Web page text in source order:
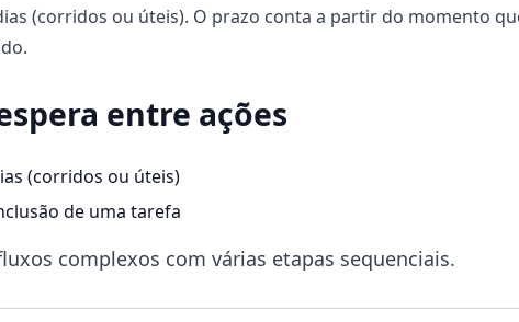
(corridos ou úteis). O prazo conta a partir do momento
entre ações
(corridos ou úteis)
de uma tarefa
complexos com várias etapas sequenciais.